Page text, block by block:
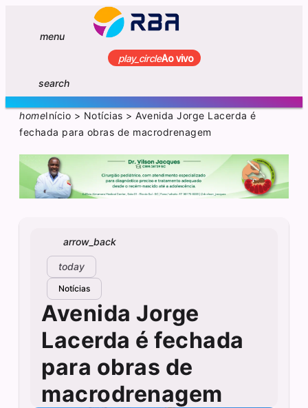
menu
play_circleAo vivo
search
homeInício > Notícias >Avenida Jorge Lacerda é
fechada para obras de macrodrenagem
arrow_back
today
Notícias
Avenida Jorge
Lacerda é fechada
para obras de
macrodrenagem